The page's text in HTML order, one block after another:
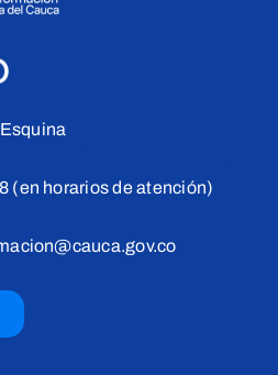
(en horarios de atención)